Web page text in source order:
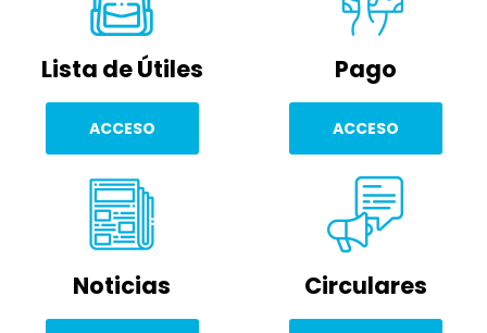
Lista de Útiles
ACCESO
Pago
ACCESO
Noticias Circulares